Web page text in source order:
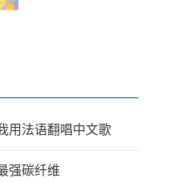
用法语翻唱中文歌
强碳纤维